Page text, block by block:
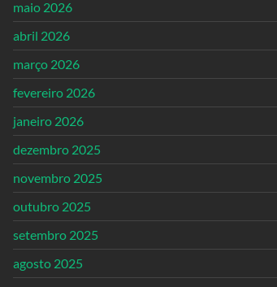
maio 2026
abril 2026
março 2026
fevereiro 2026
janeiro 2026
dezembro 2025
novembro 2025
outubro 2025
setembro 2025
agosto 2025